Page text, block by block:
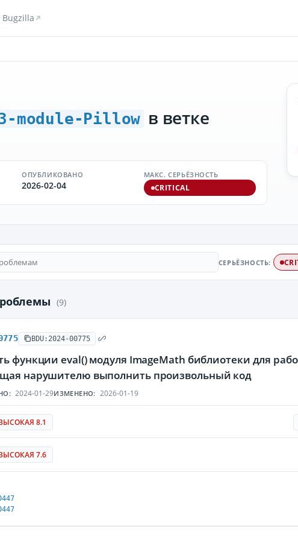
Bugzilla
module-Pillow в ветке
ОПУБЛИКОВАНО
2026-02-04
МАКС. СЕРЬЁЗНОСТЬ
CRITICAL
СЕРЬЁЗНОСТЬ:
(9)
BDU:2024-00775
функции eval() модуля ImageMath библиотеки для
нарушителю выполнить произвольный код
2024-01-29ИЗМЕНЕНО: 2026-01-19
8.1
7.6